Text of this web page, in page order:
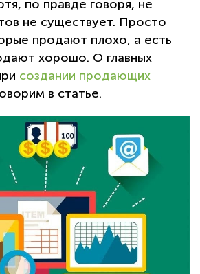
по правде говоря, не
не существует. Просто
продают плохо, а есть
хорошо. О главных
создании продающих
в статье.